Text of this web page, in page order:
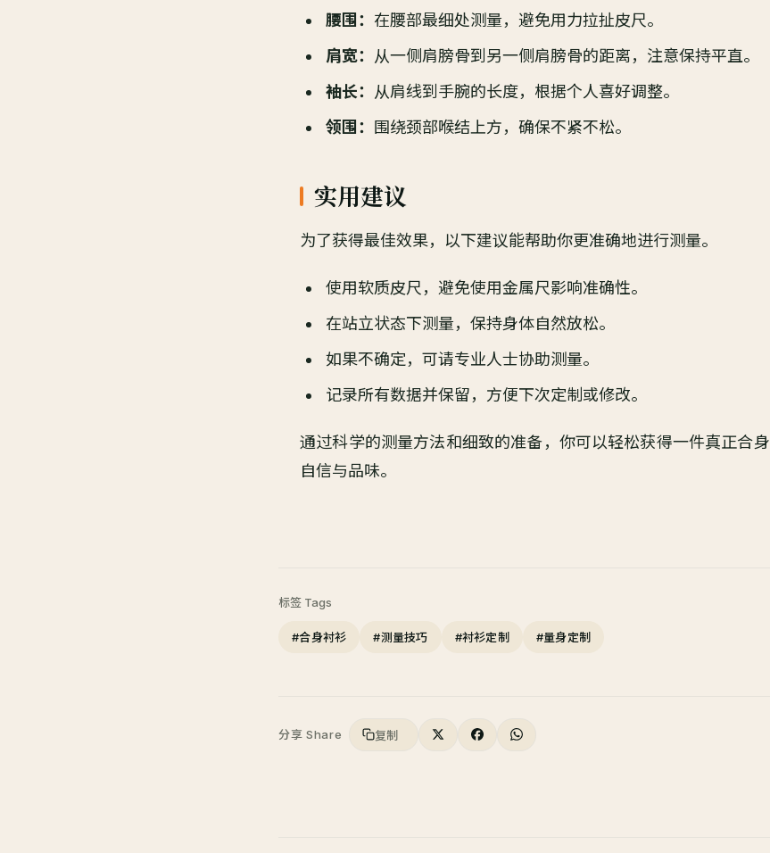
腰围： 在腰部最细处测量，避免用力拉扯皮尺。
肩宽：
从一侧肩膀骨到另一侧肩膀骨的距离，注意保持平直。
袖长：
从肩线到手腕的长度，根据个人喜好调整。
领围：
围绕颈部喉结上方，确保不紧不松。
实用建议
为了获得最佳效果，以下建议能帮助你更准确地进行测量。
使用软质皮尺，避免使用金属尺影响准确性。
在站立状态下测量，保持身体自然放松。
如果不确定，可请专业人士协助测量。
记录所有数据并保留，方便下次定制或修改。
通过科学的测量方法和细致的准备，你可以轻松获得一件真正合
自信与品味。
标签 Tags
#合身衬衫 #测量技巧 #衬衫定制 #量身定制
分享 Share 复制